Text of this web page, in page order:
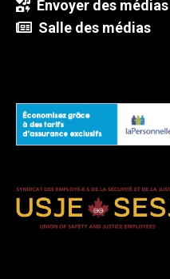
Envoyer des
Salle des médias